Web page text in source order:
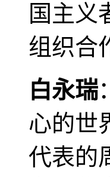
国主义
组织合
白永瑞
心的世
代表的